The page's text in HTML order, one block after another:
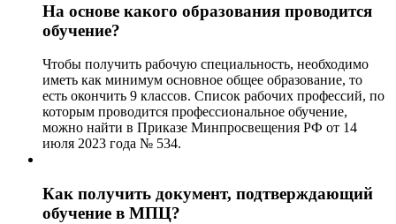
На основе какого образования проводится
обучение?
Чтобы получить рабочую специальность, необходимо
иметь как минимум основное общее образование, то
есть окончить 9 классов. Список рабочих профессий, по
которым проводится профессиональное обучение,
можно найти в Приказе Минпросвещения РФ от 14
июля 2023 года № 534.
Как получить документ, подтверждающий
обучение в МПЦ?